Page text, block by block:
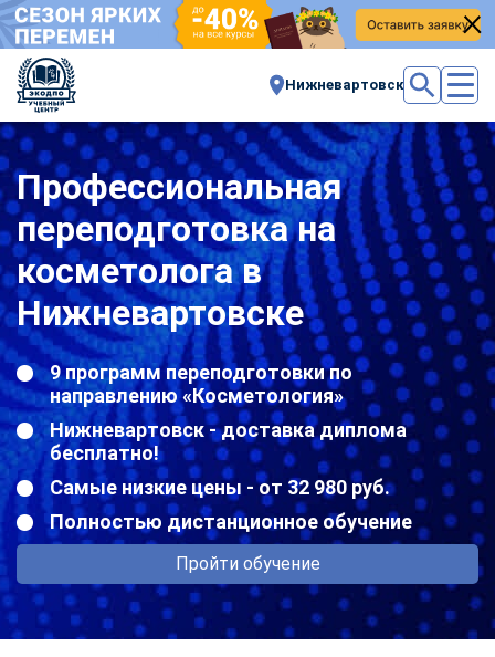
Нижневартовск
Профессиональная
переподготовка на
косметолога в
Нижневартовске
9 программ переподготовки по
направлению «Косметология»
Нижневартовск - доставка диплома
бесплатно!
Самые низкие цены - от 32 980 руб.
Полностью дистанционное обучение
Пройти обучение